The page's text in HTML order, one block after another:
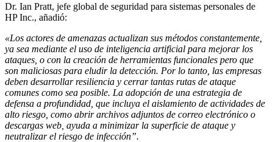
Dr. Ian Pratt, jefe global de seguridad para sistemas personales de
HP Inc., añadió:
«Los actores de amenazas actualizan sus métodos constantemente,
ya sea mediante el uso de inteligencia artificial para mejorar los
ataques, o con la creación de herramientas funcionales pero que
son maliciosas para eludir la detección. Por lo tanto, las empresas
deben desarrollar resiliencia y cerrar tantas rutas de ataque
comunes como sea posible. La adopción de una estrategia de
defensa a profundidad, que incluya el aislamiento de actividades de
alto riesgo, como abrir archivos adjuntos de correo electrónico o
descargas web, ayuda a minimizar la superficie de ataque y
neutralizar el riesgo de infección”.